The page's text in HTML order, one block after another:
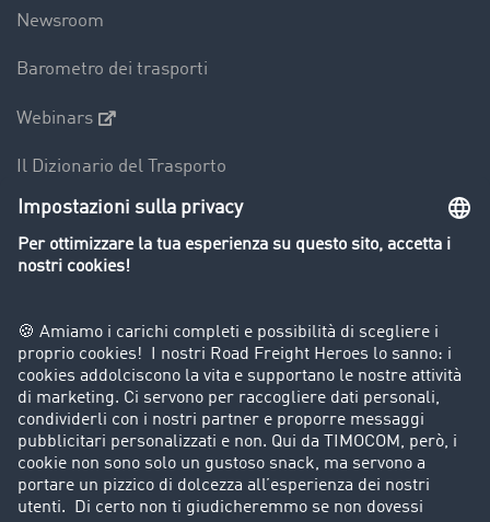
Newsroom
Barometro dei trasporti
Webinars
Il Dizionario del Trasporto
Panoramica della borsa di carichi
Divieti di circolazione per mezzi pesanti
Azienda
Porta un nuovo cliente
Storie di successo
Informazioni legali